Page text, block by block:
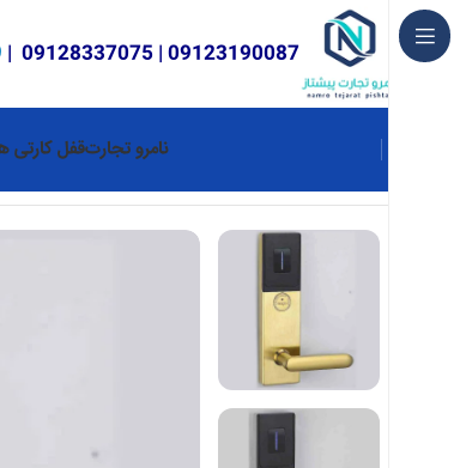
09123190087
|
09128337075
|
نامرو تجارتقفل کارتی